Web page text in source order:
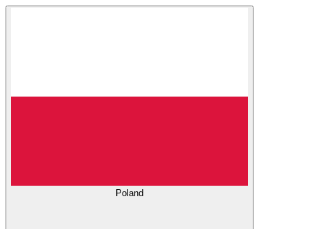
Poland